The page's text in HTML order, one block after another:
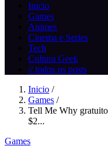
Inicio
Games
Animes
Cinema e Series
Tech
Cultura Geek
// todos os posts
Inicio /
Games /
Tell Me Why
$2...
Games